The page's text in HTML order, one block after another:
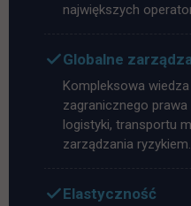
największych
Globalne
Kompleksowa
zagranicznego
logistyki, transportu
zarządzania ryzykiem.
Elastyczność